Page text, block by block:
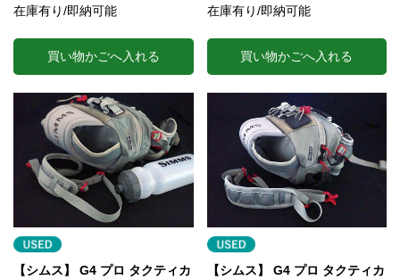
在庫有り/即納可能
買い物かごへ入れる
在庫有り/即納可能
買い物かごへ入れる
【シムス】 G4 プロ タクティカ
【シムス】 G4 プロ タクティカ